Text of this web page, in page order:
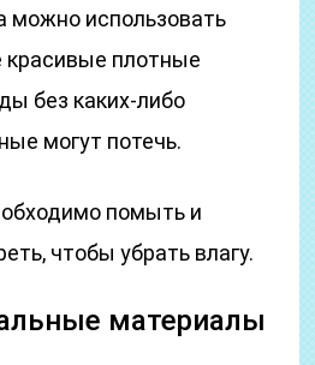
можно использовать
плотные
без каких-либо
могут потечь.
помыть и
чтобы убрать влагу.
материалы